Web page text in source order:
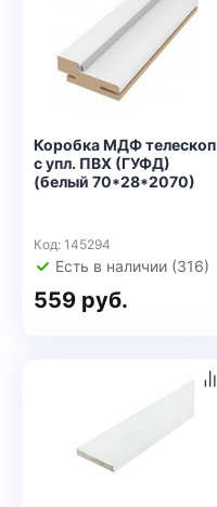
Коробка МДФ телескоп
с упл. ПВХ (ГУФД)
(белый 70*28*2070)
Код: 145294
Есть в наличии (316)
559 руб.